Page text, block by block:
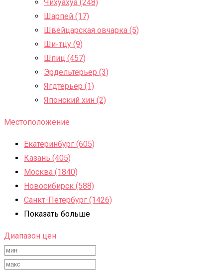
Чихуахуа (248)
Шарпей (17)
Швейцарская овчарка (5)
Ши-тцу (9)
Шпиц (457)
Эрдельтерьер (3)
Ягдтерьер (1)
Японский хин (2)
Местоположение
Екатеринбург (605)
Казань (405)
Москва (1840)
Новосибирск (588)
Санкт-Петербург (1426)
Показать больше
Диапазон цен